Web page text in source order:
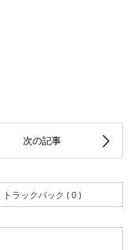
トラックバック ( 0 )